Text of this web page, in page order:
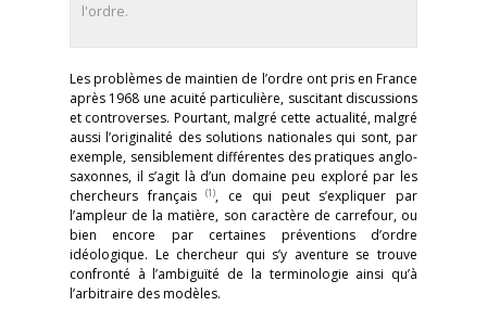
l'ordre.
Les problèmes de maintien de l’ordre ont pris en France
après 1968 une acuité particulière, suscitant discussions
et controverses. Pourtant, malgré cette actualité, malgré
aussi l’originalité des solutions nationales qui sont, par
exemple, sensiblement différentes des pratiques anglo-
saxonnes, il s’agit là d’un domaine peu exploré par les
chercheurs français(1), ce qui peut s’expliquer par
l’ampleur de la matière, son caractère de carrefour, ou
bien encore par certaines préventions d’ordre
idéologique. Le chercheur qui s’y aventure se trouve
confronté à l’ambiguïté de la terminologie ainsi qu’à
l’arbitraire des modèles.